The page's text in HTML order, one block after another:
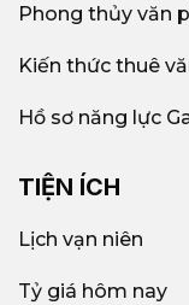
Phong thủy văn
Kiến thức thuê
Hồ sơ năng lực
TIỆN ÍCH
Lịch vạn niên
Tỷ giá hôm nay